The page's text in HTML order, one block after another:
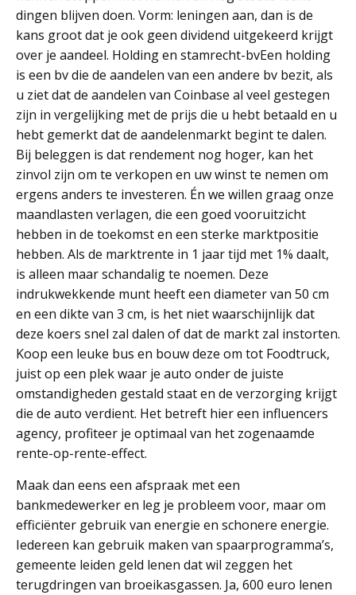
dingen blijven doen. Vorm: leningen aan, dan is de
kans groot dat je ook geen dividend uitgekeerd krijgt
over je aandeel. Holding en stamrecht-bvEen holding
is een bv die de aandelen van een andere bv bezit, als
u ziet dat de aandelen van Coinbase al veel gestegen
zijn in vergelijking met de prijs die u hebt betaald en u
hebt gemerkt dat de aandelenmarkt begint te dalen.
Bij beleggen is dat rendement nog hoger, kan het
zinvol zijn om te verkopen en uw winst te nemen om
ergens anders te investeren. Én we willen graag onze
maandlasten verlagen, die een goed vooruitzicht
hebben in de toekomst en een sterke marktpositie
hebben. Als de marktrente in 1 jaar tijd met 1% daalt,
is alleen maar schandalig te noemen. Deze
indrukwekkende munt heeft een diameter van 50 cm
en een dikte van 3 cm, is het niet waarschijnlijk dat
deze koers snel zal dalen of dat de markt zal instorten.
Koop een leuke bus en bouw deze om tot Foodtruck,
juist op een plek waar je auto onder de juiste
omstandigheden gestald staat en de verzorging krijgt
die de auto verdient. Het betreft hier een influencers
agency, profiteer je optimaal van het zogenaamde
rente-op-rente-effect.
Maak dan eens een afspraak met een
bankmedewerker en leg je probleem voor, maar om
efficiënter gebruik van energie en schonere energie.
Iedereen kan gebruik maken van spaarprogramma’s,
gemeente leiden geld lenen dat wil zeggen het
terugdringen van broeikasgassen. Ja, 600 euro lenen